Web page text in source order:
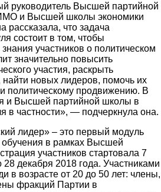
руководитель Высшей партийной
и Высшей школы экономики
рассказала, что задача
состоит в том, чтобы
участников о политическом
значительно повысить
участия, раскрыть
новых лидеров, помочь их
политическому продвижению. В
и Высшей партийной школы в
в частности», — подчеркнула она.
лидер» – это первый модуль
в рамках Высшей
участников стартовала 7
28 декабря 2018 года. Участниками
в возрасте от 20 до 50 лет: члены,
фракций Партии в